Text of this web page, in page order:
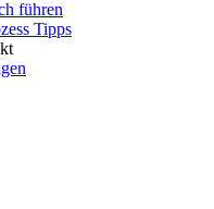
führen
Tipps